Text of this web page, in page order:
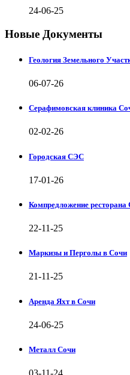
24-06-25
Новые Документы
Геология Земельного
06-07-26
Серафимовская клиника
02-02-26
Городская СЭС
17-01-26
Компредложение ресторана
22-11-25
Маркизы и Перголы в Сочи
21-11-25
Аренда Яхт в Сочи
24-06-25
Металл Сочи
03-11-24